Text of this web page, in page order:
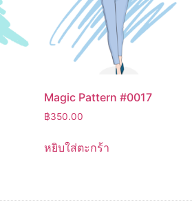
Magic Pattern #0017
฿350.00
หยิบใส่ตะกร้า